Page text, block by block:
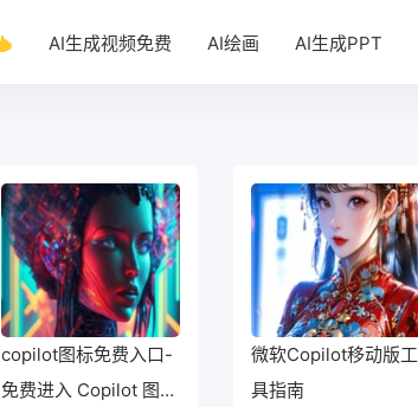
AI生成视频免费 AI绘画 AI生成PPT
copilot图标免费入口-
免费进入 Copilot 图表
微软Copilot移动版工
具指南